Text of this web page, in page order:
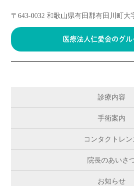
〒643-0032 和歌山県有田郡有田川町大
医療法人仁愛会の グ
診療内容
手術案内
コンタクトレン
院長のあいさ
お知らせ